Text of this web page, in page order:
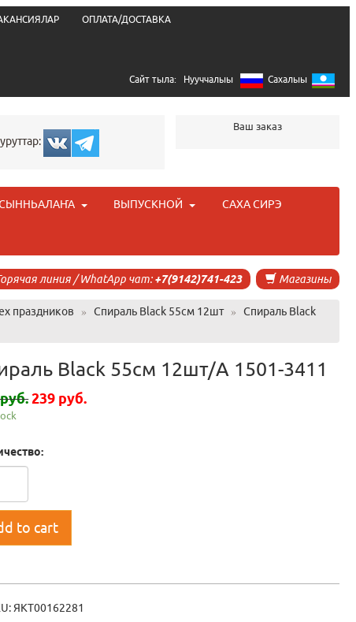
ОПЛАТА/ДОСТАВКА
Сайт тыла: Нууччалыы Сахалыы
Ваш заказ
ВЫПУСКНОЙ САХА СИРЭ
Магазины
линия / WhatApp чат:+7(9142)741-423
праздников » Спираль Black 55см 12шт »
Спираль Black
Black 55см 12шт/A 1501-3411
239 руб.
to cart
ЯКТ00162281